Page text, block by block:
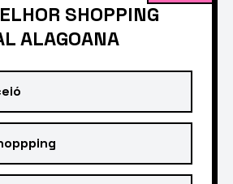
SHOPPING
ALAGOANA